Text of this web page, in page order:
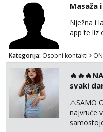
Masaža
Nježna i
app te liz
Kategorija: Osobni kontakti ON
svaki
⚠️SAMO
najvruće